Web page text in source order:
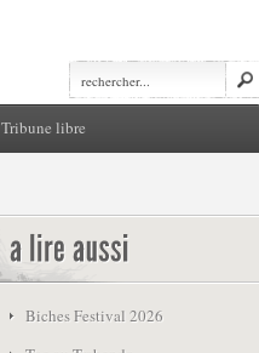
Tribune libre
Biches Festival 2026